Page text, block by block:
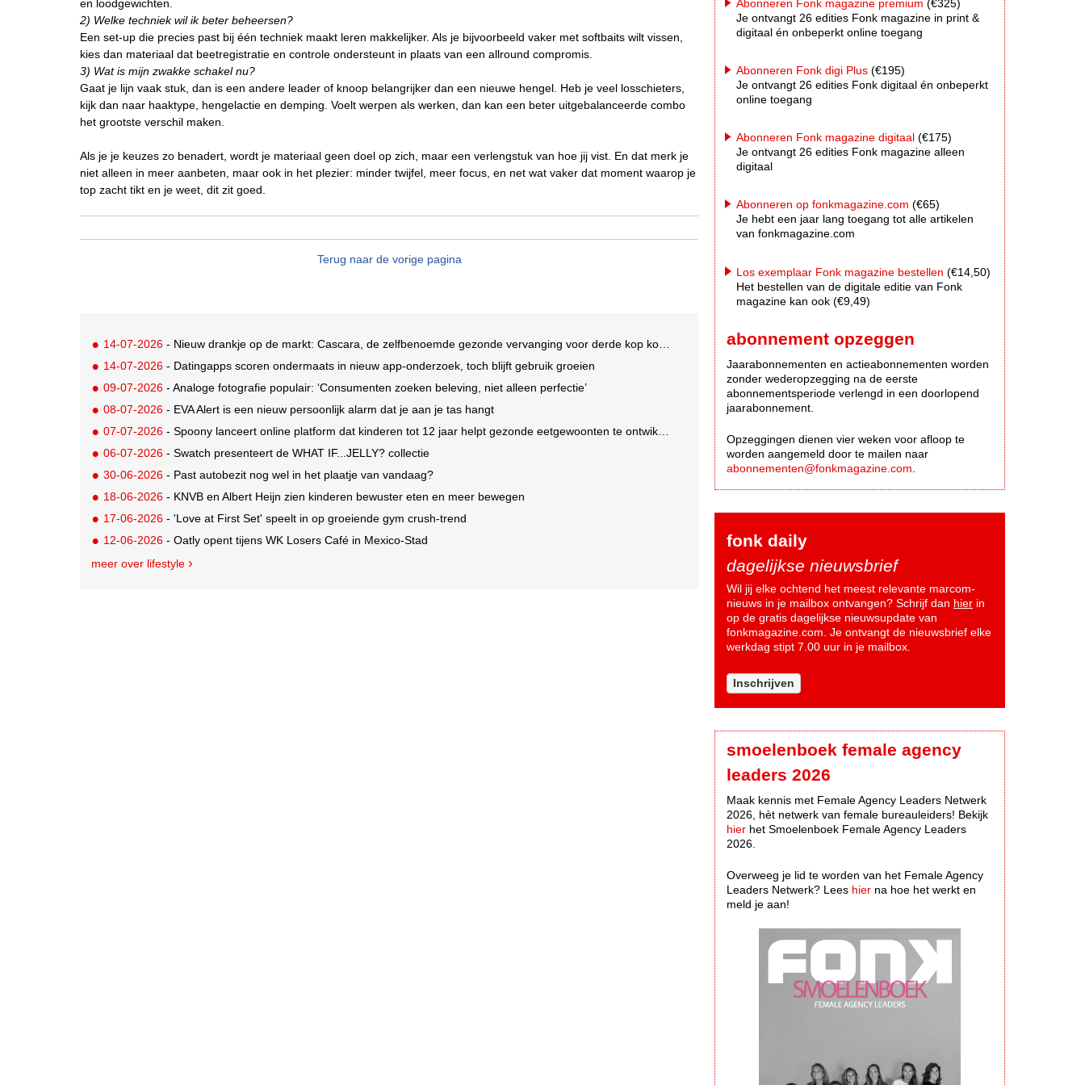
en loodgewichten.
2) Welke techniek wil ik beter beheersen?
Een set-up die precies past bij één techniek maakt leren makkelijker. Als je bijvoorbeeld vaker met softbaits wilt vissen,
kies dan materiaal dat beetregistratie en controle ondersteunt in plaats van een allround compromis.
3) Wat is mijn zwakke schakel nu?
Gaat je lijn vaak stuk, dan is een andere leader of knoop belangrijker dan een nieuwe hengel. Heb je veel losschieters,
kijk dan naar haaktype, hengelactie en demping. Voelt werpen als werken, dan kan een beter uitgebalanceerde combo
het grootste verschil maken.
Als je je keuzes zo benadert, wordt je materiaal geen doel op zich, maar een verlengstuk van hoe jij vist. En dat merk je
niet alleen in meer aanbeten, maar ook in het plezier: minder twijfel, meer focus, en net wat vaker dat moment waarop je
top zacht tikt en je weet, dit zit goed.
Terug naar de vorige pagina
14-07-2026 - Nieuw drankje op de markt: Cascara, de zelfbenoemde gezonde vervanging voor derde kop koffie
14-07-2026 - Datingapps scoren ondermaats in nieuw app-onderzoek, toch blijft gebruik groeien
09-07-2026 - Analoge fotografie populair: ‘Consumenten zoeken beleving, niet alleen perfectie’
08-07-2026 - EVA Alert is een nieuw persoonlijk alarm dat je aan je tas hangt
07-07-2026 - Spoony lanceert online platform dat kinderen tot 12 jaar helpt gezonde eetgewoonten te ontwikkelen
06-07-2026 - Swatch presenteert de WHAT IF...JELLY? collectie
30-06-2026 - Past autobezit nog wel in het plaatje van vandaag?
18-06-2026 - KNVB en Albert Heijn zien kinderen bewuster eten en meer bewegen
17-06-2026 - 'Love at First Set' speelt in op groeiende gym crush-trend
12-06-2026 - Oatly opent tijens WK Losers Café in Mexico-Stad
meer over lifestyle
Abonneren Fonk magazine premium (€325)
Je ontvangt 26 edities Fonk magazine in print &
digitaal én onbeperkt online toegang
Abonneren Fonk digi Plus (€195)
Je ontvangt 26 edities Fonk digitaal én onbeperkt
online toegang
Abonneren Fonk magazine digitaal (€175)
Je ontvangt 26 edities Fonk magazine alleen
digitaal
Abonneren op fonkmagazine.com (€65)
Je hebt een jaar lang toegang tot alle artikelen
van fonkmagazine.com
Los exemplaar Fonk magazine bestellen (€14,50)
Het bestellen van de digitale editie van Fonk
magazine kan ook (€9,49)
abonnement opzeggen
Jaarabonnementen en actieabonnementen worden
zonder wederopzegging na de eerste
abonnementsperiode verlengd in een doorlopend
jaarabonnement.
Opzeggingen dienen vier weken voor afloop te
worden aangemeld door te mailen naar
abonnementen@fonkmagazine.com
fonk daily
dagelijkse nieuwsbrief
Wil jij elke ochtend het meest relevante marcom-
nieuws in je mailbox ontvangen? Schrijf dan hier in
op de gratis dagelijkse nieuwsupdate van
fonkmagazine.com. Je ontvangt de nieuwsbrief elke
werkdag stipt 7.00 uur in je mailbox.
Inschrijven
smoelenboek female agency
leaders 2026
Maak kennis met Female Agency Leaders Netwerk
2026, hèt netwerk van female bureauleiders! Bekijk
hier het Smoelenboek Female Agency Leaders
2026.
Overweeg je lid te worden van het Female Agency
Leaders Netwerk? Lees hier na hoe het werkt en
meld je aan!